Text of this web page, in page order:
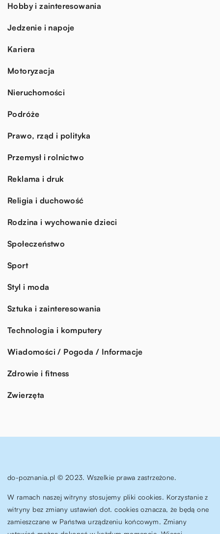
Hobby i zainteresowania
Jedzenie i napoje
Kariera
Motoryzacja
Nieruchomości
Podróże
Prawo, rząd i polityka
Przemysł i rolnictwo
Reklama i druk
Religia i duchowość
Rodzina i wychowanie dzieci
Społeczeństwo
Sport
Styl i moda
Sztuka i zainteresowania
Technologia i komputery
Wiadomości / Pogoda / Informacje
Zdrowie i fitness
Zwierzęta
do-poznania.pl © 2023. Wszelkie prawa zastrzeżone.
W ramach naszej witryny stosujemy pliki cookies. Korzystanie z
witryny bez zmiany ustawień dot. cookies oznacza, że będą one
zamieszczane w Państwa urządzeniu końcowym. Zmiany